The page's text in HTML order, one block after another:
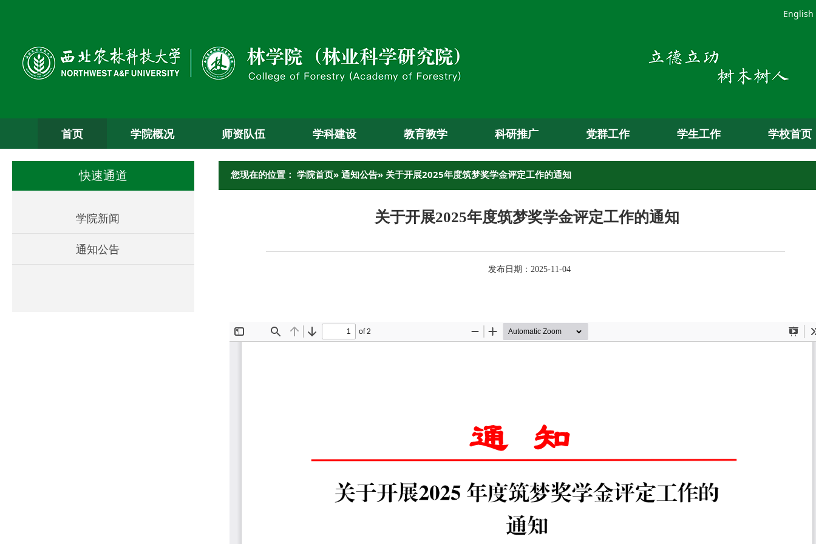
English
首页 学院概况 师资队伍 学科建设 教育教学 科研推广 党群工作 学生工作 学校首页
快速通道
学院新闻
通知公告
您现在的位置： 学院首页» 通知公告» 关于开展2025年度筑梦奖学金评定工作的通知
关于开展2025年度筑梦奖学金评定工作的通知
发布日期：2025-11-04